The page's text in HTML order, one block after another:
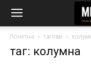
Почетна тагови
таг: колумна